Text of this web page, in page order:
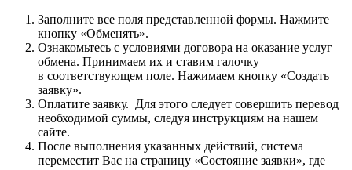
Заполните все поля представленной формы. Нажмите
кнопку «Обменять».
Ознакомьтесь с условиями договора на оказание услуг
обмена. Принимаем их и ставим галочку
в соответствующем поле. Нажимаем кнопку «Создать
заявку».
Оплатите заявку. Для этого следует совершить перевод
необходимой суммы, следуя инструкциям на нашем
сайте.
После выполнения указанных действий, система
переместит Вас на страницу «Состояние заявки», где